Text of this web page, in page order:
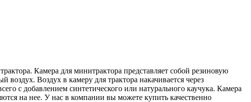
Камера для минитрактора представляет собой резиновую
воздух. Воздух в камеру для трактора накачивается через
с добавлением синтетического или натурального каучука. Камера
на нее. У нас в компании вы можете купить качественно